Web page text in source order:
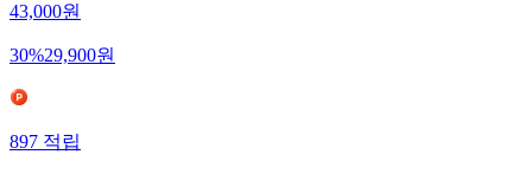
43,000원
30%29,900원
897 적립